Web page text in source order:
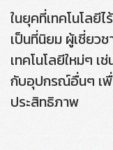
ในยุคที่เทคโนโลยี
เป็นที่นิยม ผู้เชี่ยว
เทคโนโลยีใหม่ๆ เ
กับอุปกรณ์อื่นๆ เพื่
ประสิทธิภาพ